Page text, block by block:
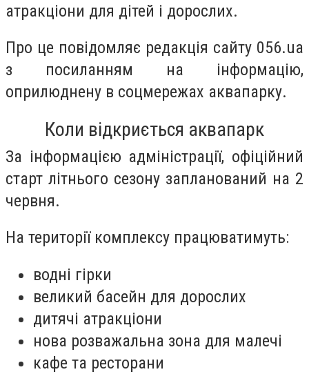
атракціони для дітей і дорослих.
Про це повідомляє редакція сайту 056.ua
з посиланням на інформацію,
оприлюднену в соцмережах аквапарку.
Коли відкриється аквапарк
За інформацією адміністрації, офіційний
старт літнього сезону запланований на 2
червня.
На території комплексу працюватимуть:
водні гірки
великий басейн для дорослих
дитячі атракціони
нова розважальна зона для малечі
кафе та ресторани